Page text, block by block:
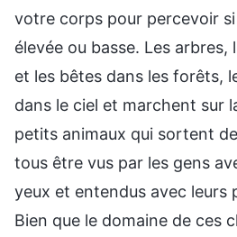
votre corps pour percevoir
élevée ou basse. Les arbres,
et les bêtes dans les forêts,
dans le ciel et marchent sur
petits animaux qui sortent
tous être vus par les gens
yeux et entendus avec leurs
Bien que le domaine de ces